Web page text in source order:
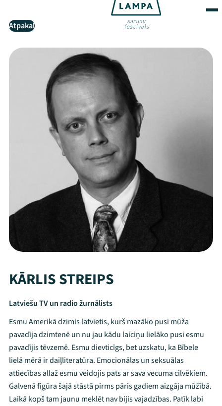
Atpakaļ
KĀRLIS STREIPS
Latviešu TV un radio žurnālists
Esmu Amerikā dzimis latvietis, kurš mazāko pusi mūža
pavadīja dzimtenē un nu jau kādu laiciņu lielāko pusi esmu
pavadījis tēvzemē. Esmu dievticīgs, bet uzskatu, ka Bībele
lielā mērā ir daiļliteratūra. Emocionālas un seksuālas
attiecības allaž esmu veidojis pats ar sava vecuma cilvēkiem.
Galvenā figūra šajā stāstā pirms pāris gadiem aizgāja mūžībā.
Laikā kopš tam jaunu meklēt nav bijis vajadzības. Patīk labi